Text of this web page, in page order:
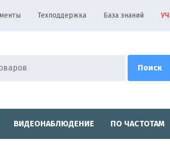
Техподдержка База знаний
ВИДЕОНАБЛЮДЕНИЕ ПО ЧАСТОТАМ